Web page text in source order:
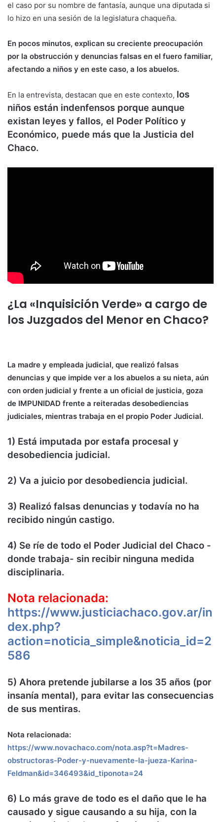
el caso por su nombre de fantasía, aunque una diputada si
lo hizo en una sesión de la legislatura chaqueña.
En pocos minutos, explican su creciente preocupación
por la obstrucción y denuncias falsas en el fuero familiar,
afectando a niños y en este caso, a los abuelos.
En la entrevista, destacan que en este contexto, los
niños están indenfensos porque aunque
existan leyes y fallos, el Poder Político y
Económico, puede más que la Justicia del
Chaco.
¿La «Inquisición Verde» a cargo de
los Juzgados del Menor en Chaco?
La madre y empleada judicial, que realizó falsas
denuncias y que impide ver a los abuelos a su nieta, aún
con orden judicial y frente a un oficial de justicia, goza
de IMPUNIDAD frente a reiteradas desobediencias
judiciales, mientras trabaja en el propio Poder Judicial.
1) Está imputada por estafa procesal y
desobediencia judicial.
2) Va a juicio por desobediencia judicial.
3) Realizó falsas denuncias y todavía no ha
recibido ningún castigo.
4) Se ríe de todo el Poder Judicial del Chaco -
donde trabaja- sin recibir ninguna medida
disciplinaria.
Nota relacionada:
https://www.justiciachaco.gov.ar/in
dex.php?
action=noticia_simple&noticia_id=2
586
5) Ahora pretende jubilarse a los 35 años (por
insanía mental), para evitar las consecuencias
de sus mentiras.
Nota relacionada:
https://www.novachaco.com/nota.asp?t=Madres-
obstructoras-Poder-y-nuevamente-la-jueza-Karina-
Feldman&id=346493&id_tiponota=24
6) Lo más grave de todo es el daño que le ha
causado y sigue causando a su hija, con la